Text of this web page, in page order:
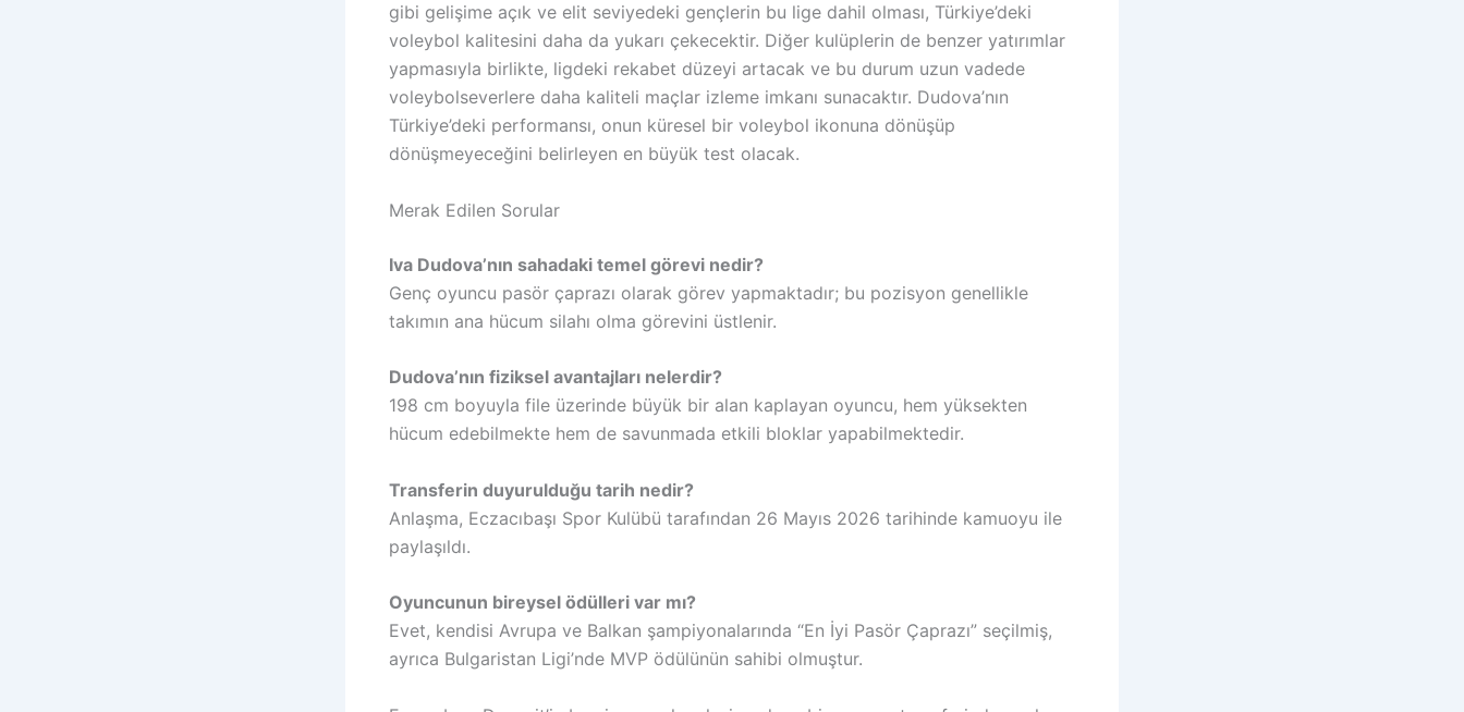
gibi gelişime açık ve elit seviyedeki gençlerin bu lige dahil olması, Türkiye’deki
voleybol kalitesini daha da yukarı çekecektir. Diğer kulüplerin de benzer yatırımlar
yapmasıyla birlikte, ligdeki rekabet düzeyi artacak ve bu durum uzun vadede
voleybolseverlere daha kaliteli maçlar izleme imkanı sunacaktır. Dudova’nın
Türkiye’deki performansı, onun küresel bir voleybol ikonuna dönüşüp
dönüşmeyeceğini belirleyen en büyük test olacak.
Merak Edilen Sorular
Iva Dudova’nın sahadaki temel görevi nedir?
Genç oyuncu pasör çaprazı olarak görev yapmaktadır; bu pozisyon genellikle
takımın ana hücum silahı olma görevini üstlenir.
Dudova’nın fiziksel avantajları nelerdir?
198 cm boyuyla file üzerinde büyük bir alan kaplayan oyuncu, hem yüksekten
hücum edebilmekte hem de savunmada etkili bloklar yapabilmektedir.
Transferin duyurulduğu tarih nedir?
Anlaşma, Eczacıbaşı Spor Kulübü tarafından 26 Mayıs 2026 tarihinde kamuoyu ile
paylaşıldı.
Oyuncunun bireysel ödülleri var mı?
Evet, kendisi Avrupa ve Balkan şampiyonalarında “En İyi Pasör Çaprazı” seçilmiş,
ayrıca Bulgaristan Ligi’nde MVP ödülünün sahibi olmuştur.